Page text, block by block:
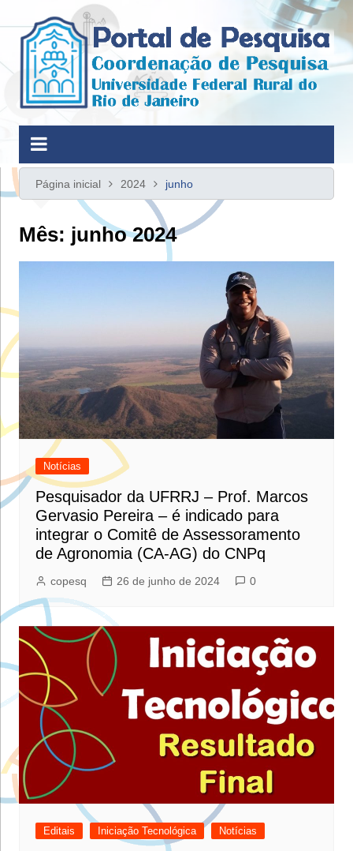
para
conteúdo
Página inicial 2024 junho
Mês: junho 2024
Notícias
Pesquisador da UFRRJ – Prof. Marcos
Gervasio Pereira – é indicado para
integrar o Comitê de Assessoramento
de Agronomia (CA-AG) do CNPq
copesq 26 de junho de 2024 0
Editais Iniciação Tecnológica Notícias